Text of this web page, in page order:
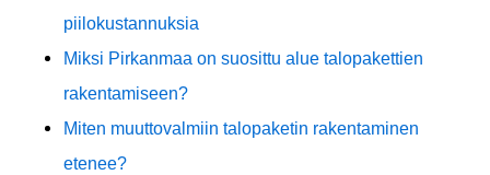
piilokustannuksia
Miksi Pirkanmaa on suosittu alue talopakettien
rakentamiseen?
Miten muuttovalmiin talopaketin rakentaminen
etenee?